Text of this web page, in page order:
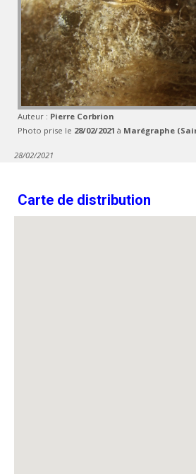
Auteur : Pierre Corbrion
Photo prise le 28/02/2021 à Marégraphe
28/02/2021
Carte de distribution